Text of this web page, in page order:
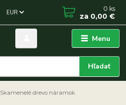
Menu
EUR
Hľadať
0 ks
za 0,00 €
Skamenelé drevo náramok